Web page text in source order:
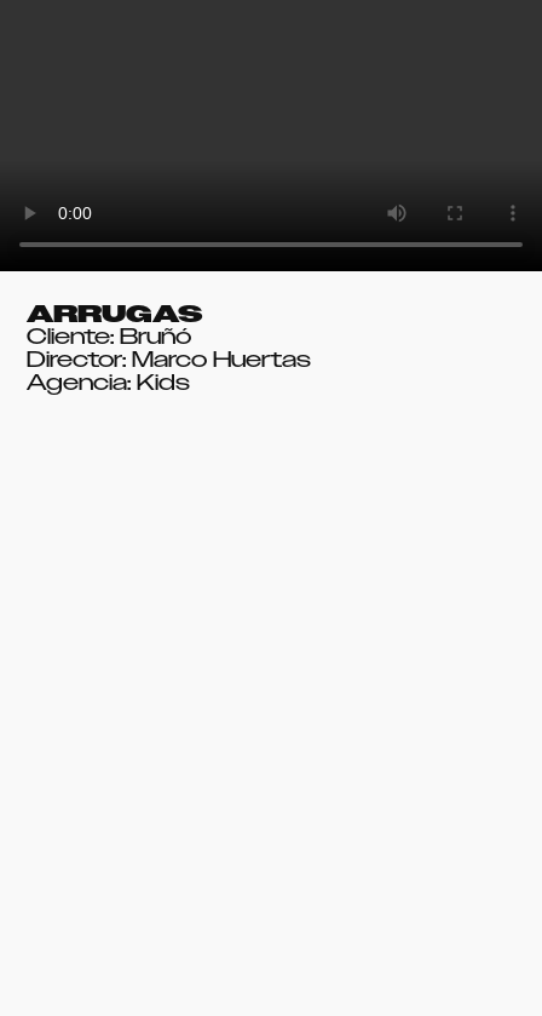
ARRUGAS
Cliente: Bruñó
Director: Marco Huertas
Agencia: Kids